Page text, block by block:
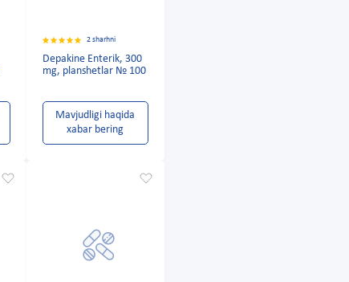
2 sharhni
Depakine Enterik, 300
mg, planshetlar № 100
Mavjudligi haqida
xabar bering